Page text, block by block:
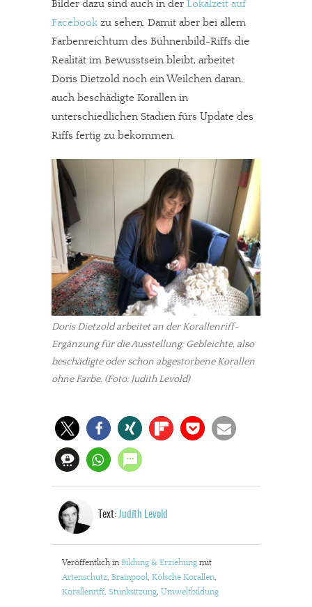
Dir gefällt unsere Arbeit?
meinesuedstadt.de finanziert sich durch Partnerprofile und
Werbung. Beide Einnahmequellen sind in den letzten Monaten
stark zurückgegangen.
Solltest Du unsere unabhängige Berichterstattung schätzen,
kannst Du uns mit einer kleinen Spende unterstützen.
Paypal - danke@meinesuedstadt.de
JETZT SPENDEN Schon erledigt!
Bilder dazu sind auch in der Lokalzeit auf
Facebook zu sehen. Damit aber bei allem
Farbenreichtum des Bühnenbild-Riffs die
Realität im Bewusstsein bleibt, arbeitet
Doris Dietzold noch ein Weilchen daran,
auch beschädigte Korallen in
unterschiedlichen Stadien fürs Update des
Riffs fertig zu bekommen.
Doris Dietzold arbeitet an der Korallenriff-
Ergänzung für die Ausstellung: Gebleichte, also
beschädigte oder schon abgestorbene Korallen
ohne Farbe. (Foto: Judith Levold)
Text: Judith Levold
Veröffentlich in Bildung & Erziehung mit
Artenschutz, Brainpool, Kölsche Korallen,
Korallenriff, Stunksitzung, Umweltbildung